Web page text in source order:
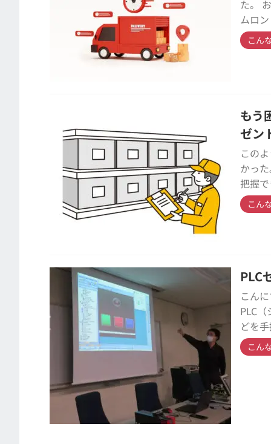
た。
ムロ
こん
もう
ゼン
この
かっ
把握
こん
PLC
こん
PLC
どを
こん